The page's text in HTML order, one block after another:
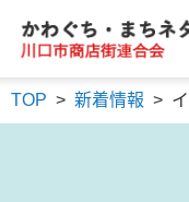
かわぐち・ま
川口市商店街連合会
TOP > 新着情報 >